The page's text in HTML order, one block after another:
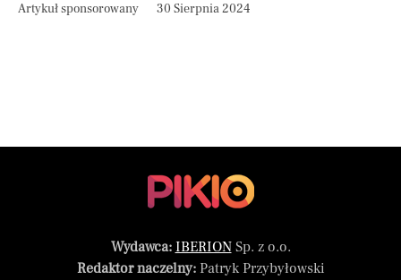
Artykuł sponsorowany 30 Sierpnia 2024
Wydawca: IBERIONSp. z o.o.
Redaktor naczelny:Patryk Przybyłowski